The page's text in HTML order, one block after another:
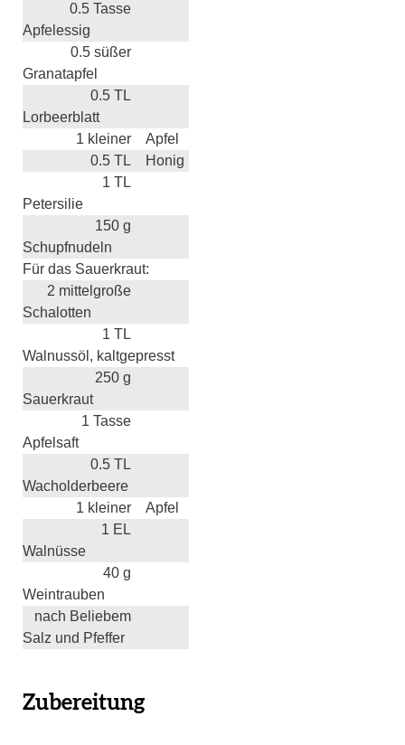
0.5 Tasse
Apfelessig
0.5 süßer
Granatapfel
0.5 TL
Lorbeerblatt
1 kleiner
Apfel
0.5 TL
Honig
1 TL
Petersilie
150 g
Schupfnudeln
Für das Sauerkraut:
2 mittelgroße
Schalotten
1 TL
Walnussöl, kaltgepresst
250 g
Sauerkraut
1 Tasse
Apfelsaft
0.5 TL
Wacholderbeere
1 kleiner
Apfel
1 EL
Walnüsse
40 g
Weintrauben
nach Beliebem
Salz und Pfeffer
Zubereitung